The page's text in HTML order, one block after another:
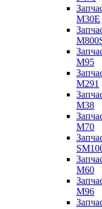
M30E
M95
M291
M38
M70
M60
M96